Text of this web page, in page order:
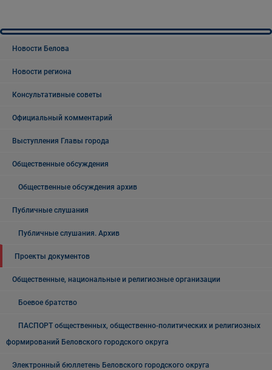
Новости Белова
Новости региона
Консультативные советы
Официальный комментарий
Выступления Главы города
Общественные обсуждения
Общественные обсуждения архив
Публичные слушания
Публичные слушания. Архив
Проекты документов
Общественные, национальные и религиозные организации
Боевое братство
ПАСПОРТ общественных, общественно-политических и религиозных
формирований Беловского городского округа
Электронный бюллетень Беловского городского округа